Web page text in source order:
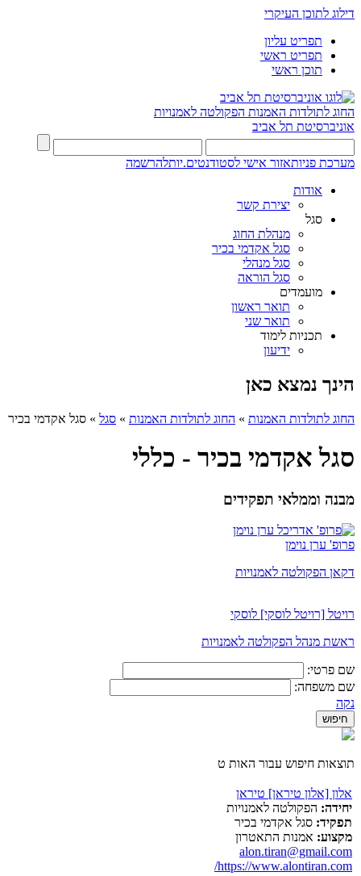
דילוג לתוכן העיקרי
תפריט עליון
תפריט ראשי
תוכן ראשי
החוג לתולדות האמנות הפקולטה לאמנויות
אוניברסיטת תל אביב
מערכת פניותאזור אישי לסטודנטים.יותלהרשמה
אודות
יצירת קשר
סגל
מנהלת החוג
סגל אקדמי בכיר
סגל מנהלי
סגל הוראה
מועמדים
תואר ראשון
תואר שני
תכניות לימוד
ידיעון
הינך נמצא כאן
החוג לתולדות האמנות » החוג לתולדות האמנות » סגל » סגל אקדמי בכיר
סגל אקדמי בכיר - כללי
מבנה וממלאי תפקידים
פרופ' ערן נוימן
דקאן הפקולטה לאמנויות
רויטל [רויטל לוסקי] לוסקי
ראשת מנהל הפקולטה לאמנויות
שם פרטי:
שם משפחה:
נקה
תוצאות חיפוש עבור האות ט
אלון [אלון טיראן] טיראן
יחידה: הפקולטה לאמנויות
תפקיד: סגל אקדמי בכיר
מקצוע: אמנות התאטרון
alon.tiran@gmail.com
https://www.alontiran.com/